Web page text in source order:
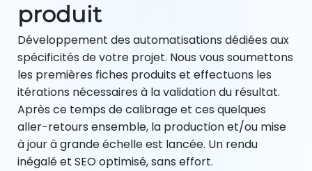
produit
Développement des automatisations dédiées aux
spécificités de votre projet. Nous vous soumettons
les premières fiches produits et effectuons les
itérations nécessaires à la validation du résultat.
Après ce temps de calibrage et ces quelques
aller-retours ensemble, la production et/ou mise
à jour à grande échelle est lancée. Un rendu
inégalé et SEO optimisé, sans effort.